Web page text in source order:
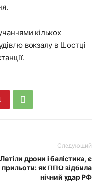
кількох
вокзалу в Шостці
Следующий
Летіли дрони і балістика, є
прильоти: як ППО відбила
нічний удар РФ